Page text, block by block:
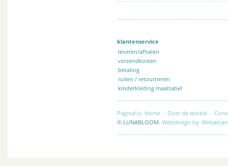
klantenservice
leveren/afhalen
verzendkosten
betaling
ruilen / retourneren
kinderkleding maattabel
Pagina\'s: Home - Over de winkel -
© LUNABLOOM. Webdesign by